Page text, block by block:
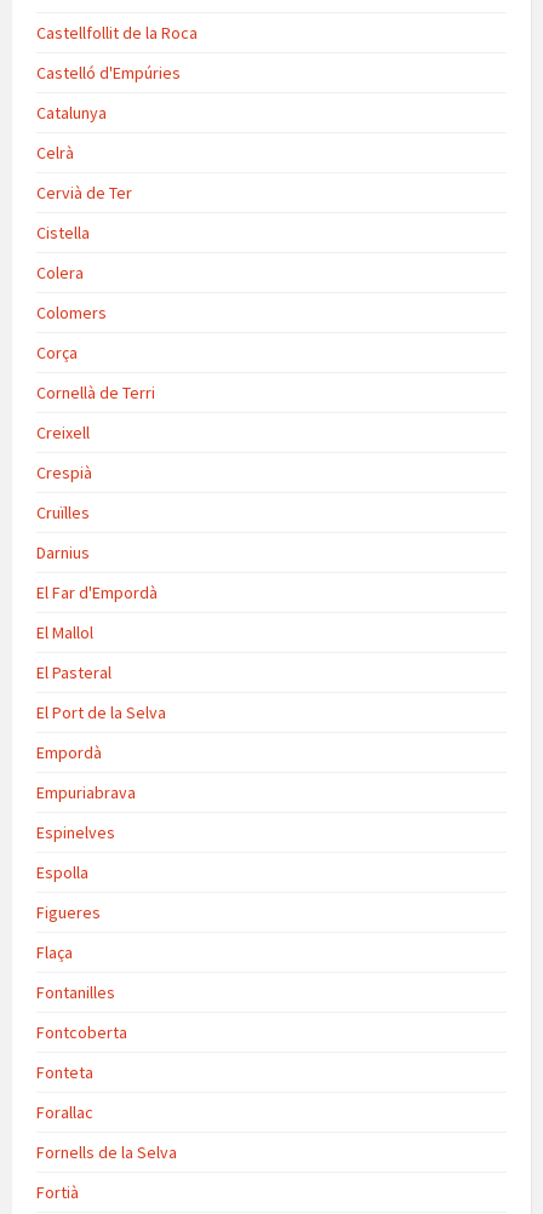
Castellfollit de la Roca
Castelló d'Empúries
Catalunya
Celrà
Cervià de Ter
Cistella
Colera
Colomers
Corça
Cornellà de Terri
Creixell
Crespià
Cruïlles
Darnius
El Far d'Empordà
El Mallol
El Pasteral
El Port de la Selva
Empordà
Empuriabrava
Espinelves
Espolla
Figueres
Flaça
Fontanilles
Fontcoberta
Fonteta
Forallac
Fornells de la Selva
Fortià